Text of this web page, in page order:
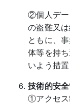
②個人デー
の盗難又
ともに、
体等を持
いよう措
技術的安
①アクセス